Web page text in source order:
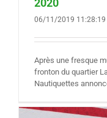
2020
06/11/2019 11:28:19
Après une fresque
fronton du quartier
Nautiquettes